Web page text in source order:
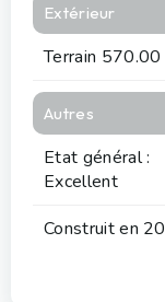
Extérieur
Terrain 570.00
Autres
Etat général :
Excellent
Construit en